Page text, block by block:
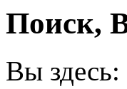
Поиск,
Вы здесь: